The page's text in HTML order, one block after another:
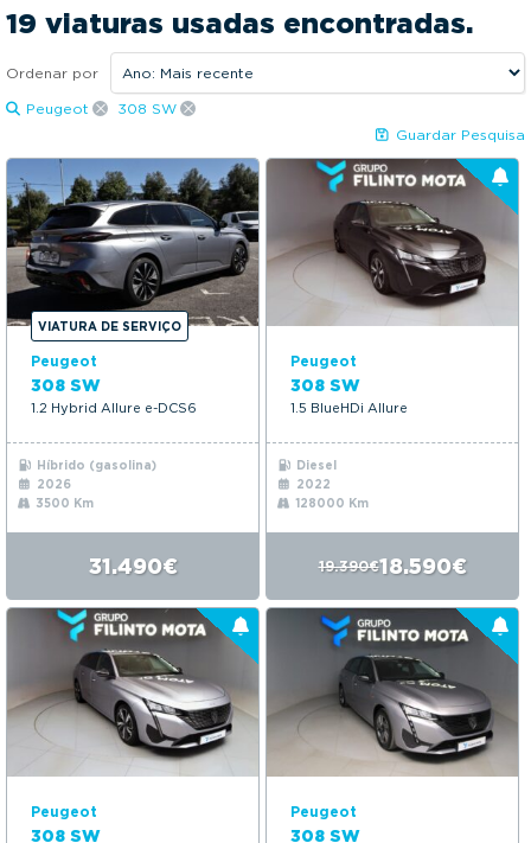
a
t
i
n
31490€
3500Kms 128000Kms
Mais opções
19 viaturas usadas encontradas.
Ordenar por
Peugeot
308 SW
Guardar Pesquisa
VIATURA DE SERVIÇO
Peugeot
308 SW
1.2 Hybrid Allure e-DCS6
Híbrido (gasolina)
2026
3500 Km
31.490€
Peugeot
308 SW
1.5 BlueHDi Allure
Diesel
2022
128000 Km
19.390€18.590€
Peugeot
308 SW
Peugeot
308 SW